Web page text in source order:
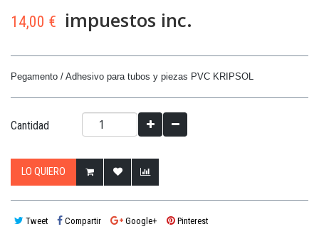
14,00 € impuestos inc.
Pegamento / Adhesivo para tubos y piezas PVC KRIPSOL
Cantidad
LO QUIERO
Tweet Compartir Google+ Pinterest